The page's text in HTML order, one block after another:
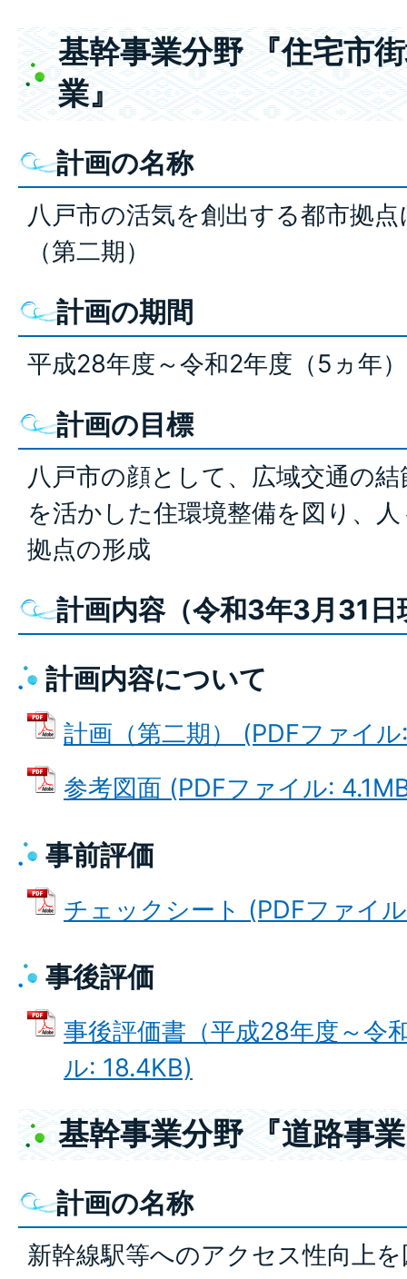
基幹事業分野 『住宅市
業』
計画の名称
八戸市の活気を創出する都市拠
（第二期）
計画の期間
平成28年度～令和2年度（5ヵ年
計画の目標
八戸市の顔として、広域交通の
を活かした住環境整備を図り、
拠点の形成
計画内容（令和3年3月31日
計画内容について
計画（第二期） (PDFファイ
参考図面 (PDFファイル:
事前評価
チェックシート (PDFファイ
事後評価
事後評価書（平成28年度～令
ル: 18.4KB)
基幹事業分野 『道路事
計画の名称
新幹線駅等へのアクセス性向上